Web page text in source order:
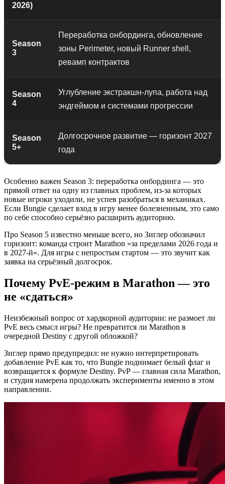
2026)
Season
3
Переработка онбординга, обновление
зоны Perimeter, новый Runner shell,
ревамп контрактов
Season
4
Углубление экстракшн-лупа, работа над
эндгеймом и системами прогрессии
Season
5+
Долгосрочное развитие — горизонт 2027
года
Особенно важен Season 3: переработка онбординга — это
прямой ответ на одну из главных проблем, из-за которых
новые игроки уходили, не успев разобраться в механиках.
Если Bungie сделает вход в игру менее болезненным, это само
по себе способно серьёзно расширить аудиторию.
Про Season 5 известно меньше всего, но Зиглер обозначил
горизонт: команда строит Marathon «за пределами 2026 года и
в 2027-й». Для игры с непростым стартом — это звучит как
заявка на серьёзный долгосрок.
Почему PvE-режим в Marathon — это
не «сдаться»
Неизбежный вопрос от хардкорной аудитории: не размоет ли
PvE весь смысл игры? Не превратится ли Marathon в
очередной Destiny с другой обложкой?
Зиглер прямо предупредил: не нужно интерпретировать
добавление PvE как то, что Bungie поднимает белый флаг и
возвращается к формуле Destiny. PvP — главная сила Marathon,
и студия намерена продолжать эксперименты именно в этом
направлении.